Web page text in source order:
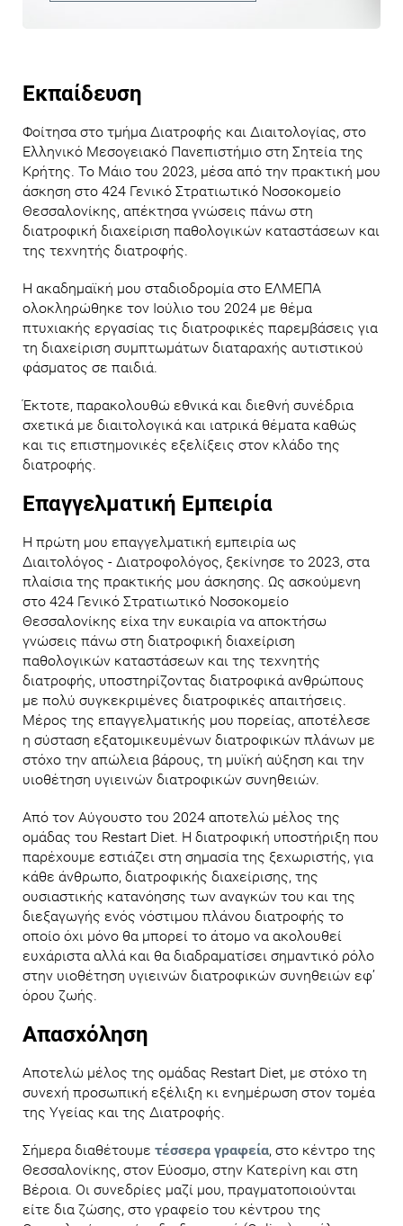
Εκπαίδευση
Φοίτησα στο τμήμα Διατροφής και Διαιτολογίας, στο
Ελληνικό Μεσογειακό Πανεπιστήμιο στη Σητεία της
Κρήτης. Το Μάιο του 2023, μέσα από την πρακτική μου
άσκηση στο 424 Γενικό Στρατιωτικό Νοσοκομείο
Θεσσαλονίκης, απέκτησα γνώσεις πάνω στη
διατροφική διαχείριση παθολογικών καταστάσεων και
της τεχνητής διατροφής.
Η ακαδημαϊκή μου σταδιοδρομία στο ΕΛΜΕΠΑ
ολοκληρώθηκε τον Ιούλιο του 2024 με θέμα
πτυχιακής εργασίας τις διατροφικές παρεμβάσεις για
τη διαχείριση συμπτωμάτων διαταραχής αυτιστικού
φάσματος σε παιδιά.
Έκτοτε, παρακολουθώ εθνικά και διεθνή συνέδρια
σχετικά με διαιτολογικά και ιατρικά θέματα καθώς
και τις επιστημονικές εξελίξεις στον κλάδο της
διατροφής.
Επαγγελματική Εμπειρία
Η πρώτη μου επαγγελματική εμπειρία ως
Διαιτολόγος - Διατροφολόγος, ξεκίνησε το 2023, στα
πλαίσια της πρακτικής μου άσκησης. Ως ασκούμενη
στο 424 Γενικό Στρατιωτικό Νοσοκομείο
Θεσσαλονίκης είχα την ευκαιρία να αποκτήσω
γνώσεις πάνω στη διατροφική διαχείριση
παθολογικών καταστάσεων και της τεχνητής
διατροφής, υποστηρίζοντας διατροφικά ανθρώπους
με πολύ συγκεκριμένες διατροφικές απαιτήσεις.
Μέρος της επαγγελματικής μου πορείας, αποτέλεσε
η σύσταση εξατομικευμένων διατροφικών πλάνων με
στόχο την απώλεια βάρους, τη μυϊκή αύξηση και την
υιοθέτηση υγιεινών διατροφικών συνηθειών.
Από τον Αύγουστο του 2024 αποτελώ μέλος της
ομάδας του Restart Diet. H διατροφική υποστήριξη που
παρέχουμε εστιάζει στη σημασία της ξεχωριστής, για
κάθε άνθρωπο, διατροφικής διαχείρισης, της
ουσιαστικής κατανόησης των αναγκών του και της
διεξαγωγής ενός νόστιμου πλάνου διατροφής το
οποίο όχι μόνο θα μπορεί το άτομο να ακολουθεί
ευχάριστα αλλά και θα διαδραματίσει σημαντικό ρόλο
στην υιοθέτηση υγιεινών διατροφικών συνηθειών εφ’
όρου ζωής.
Απασχόληση
Αποτελώ μέλος της ομάδας Restart Diet, με στόχο τη
συνεχή προσωπική εξέλιξη κι ενημέρωση στον τομέα
της Υγείας και της Διατροφής.
Σήμερα διαθέτουμε τέσσερα γραφεία, στο κέντρο της
Θεσσαλονίκης, στον Εύοσμο, στην Κατερίνη και στη
Βέροια. Οι συνεδρίες μαζί μου, πραγματοποιούνται
είτε δια ζώσης, στο γραφείο του κέντρου της